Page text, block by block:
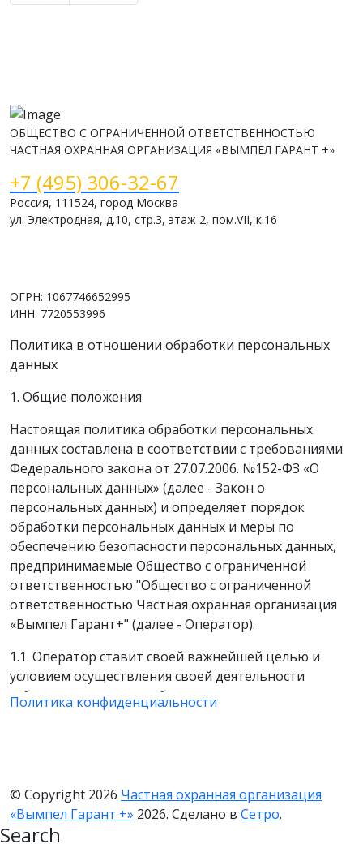
ОБЩЕСТВО С ОГРАНИЧЕННОЙ ОТВЕТСТВЕННОСТЬЮ
ЧАСТНАЯ ОХРАННАЯ ОРГАНИЗАЦИЯ «ВЫМПЕЛ ГАРАНТ +»
+7 (495) 306-32-67
Россия, 111524, город Москва
ул. Электродная, д.10, стр.3, этаж 2, пом.VII, к.16
ОГРН: 1067746652995
ИНН: 7720553996
Политика в отношении обработки персональных
данных
1. Общие положения
Настоящая политика обработки персональных
данных составлена в соответствии с требованиями
Федерального закона от 27.07.2006. №152-ФЗ «О
персональных данных» (далее - Закон о
персональных данных) и определяет порядок
обработки персональных данных и меры по
обеспечению безопасности персональных данных,
предпринимаемые Общество с ограниченной
ответственностью "Общество с ограниченной
ответственностью Частная охранная организация
«Вымпел Гарант+" (далее - Оператор).
1.1. Оператор ставит своей важнейшей целью и
условием осуществления своей деятельности
соблюдение прав и свобод человека и гражданина
при обработке его персональных данных, в том
1.2. Настоящая политика Оператора в отношении
обработки персональных данных (далее - Политика)
применяется ко всей информации, которую
Политика конфиденциальности
© Copyright 2026 Частная охранная организация
«Вымпел Гарант +» 2026. Сделано в Сетро.
Search